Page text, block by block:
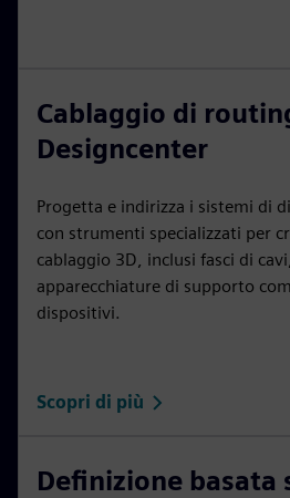
Cablaggio di
Designcenter
Progetta e indirizza i sistemi di
con strumenti specializzati per
cablaggio 3D, inclusi fasci di
apparecchiature di supporto
dispositivi.
Scopri di più
Definizione basata